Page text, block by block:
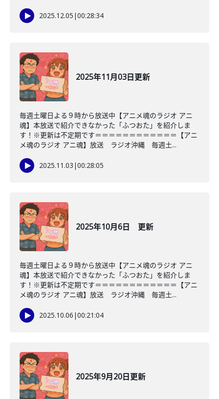
2025.12.05 |00:28:34
2025年11月03日更新
毎週土曜日よる９時から放送中【アニメ魂のラジオ アニ
魂】本放送で紹介できなかった「ふつおた」を紹介しま
す！※更新は不定期です＝＝＝＝＝＝＝＝＝＝＝＝【アニ
メ魂のラジオ アニ魂】放送 ラジオ沖縄 毎週土...
2025.11.03 |00:28:05
2025年10月6日 更新
毎週土曜日よる９時から放送中【アニメ魂のラジオ アニ
魂】本放送で紹介できなかった「ふつおた」を紹介しま
す！※更新は不定期です＝＝＝＝＝＝＝＝＝＝＝＝【アニ
メ魂のラジオ アニ魂】放送 ラジオ沖縄 毎週土...
2025.10.06 |00:21:04
2025年9月20日更新